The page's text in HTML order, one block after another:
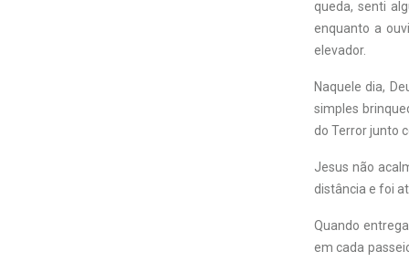
queda, senti
enquanto a
elevador.
Naquele dia,
simples
do Terror junto
Jesus não
distância e foi
Quando
em cada